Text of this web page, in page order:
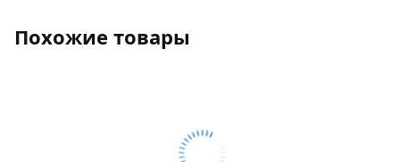
Похожие товары